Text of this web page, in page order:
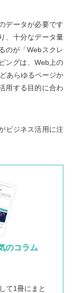
データが必要です
、十分なデータ量
のが「Webスクレ
ングは、Web上の
あらゆるページか
用する目的に合わ
ビジネス活用に注
のコラム
て1冊にまと